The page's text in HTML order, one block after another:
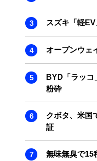
スズキ「軽
オープンウェ
BYD「ラッコ
粉砕
クボタ、米国
証
無味無臭で
AI JOURNAL
REAL ESTATE
SMART MARKETING
BPaaS JOURNAL
ADOPTABLE DOG